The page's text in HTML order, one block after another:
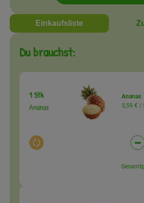
Einkaufsliste
Du brauchst:
1 Stk
Ananas
Auswahl ändern
Ananas
5,59 € /